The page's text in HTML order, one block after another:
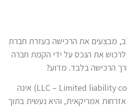
מבצעים את הרכישה בעזרת חברת
לרכוש את הנכס על ידי הקמת חברה
הרכישה בלבד. מדוע?
הקמת חברה בע"מ (LLC – Limited liability company) אינה
אמריקאית, והיא נעשית בתוך